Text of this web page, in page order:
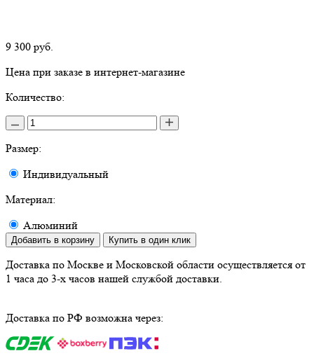
9 300 руб.
Цена при заказе в интернет-магазине
Количество:
Размер:
Индивидуальный
Материал:
Алюминий
Добавить в корзину Купить в один клик
Доставка по Москве и Московской области осуществляется от
1 часа до 3-х часов нашей службой доставки.
Доставка по РФ возможна через: